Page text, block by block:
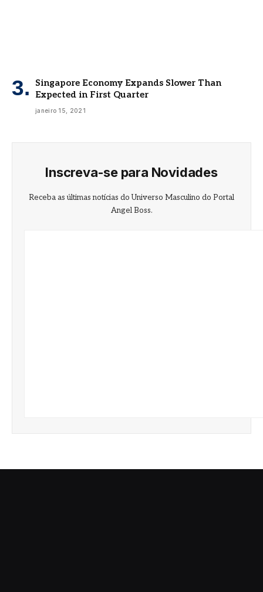
Singapore Economy Expands Slower Than
Expected in First Quarter
janeiro 15, 2021
Inscreva-se para Novidades
Receba as últimas notícias do Universo Masculino do Portal
Angel Boss.